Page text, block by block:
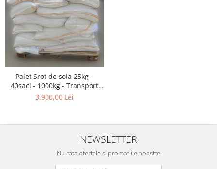
Hrana
Suplimente si produse de uz
veterinar
Papagali
Pesti
Pisici
Accesorii
veterinar
Palet Srot de soia 25kg -
40saci - 1000kg - Transport
gratuit
3.900,00 Lei
NEWSLETTER
Nu rata ofertele si promotiile noastre